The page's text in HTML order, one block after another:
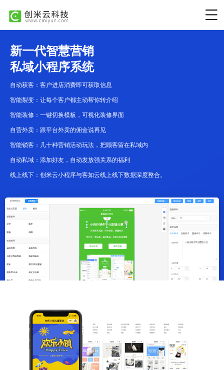
新一代智慧营销
私域小程序系统
自动获客：客户进店消费即可获取信息
智能裂变：让每个客户都主动帮你转介绍
智能装修：一键切换模板，可视化装修界面
自营外卖：跟平台外卖的佣金说再见
智能锁客：几十种营销活动玩法，把顾客留在私域内
自动私域：添加好友，自动发放强关系的福利
线上线下：创米云小程序与客如云线上线下数据深度整合。